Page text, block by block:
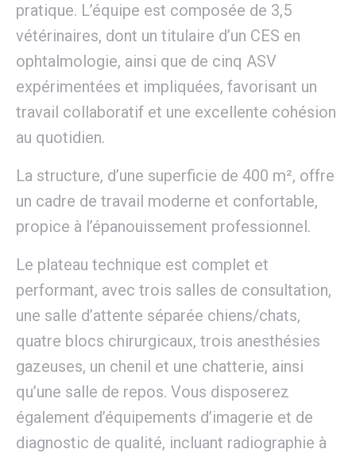
pratique. L’équipe est composée de 3,5
vétérinaires, dont un titulaire d’un CES en
ophtalmologie, ainsi que de cinq ASV
expérimentées et impliquées, favorisant un
travail collaboratif et une excellente cohésion
au quotidien.
La structure, d’une superficie de 400 m², offre
un cadre de travail moderne et confortable,
propice à l’épanouissement professionnel.
Le plateau technique est complet et
performant, avec trois salles de consultation,
une salle d’attente séparée chiens/chats,
quatre blocs chirurgicaux, trois anesthésies
gazeuses, un chenil et une chatterie, ainsi
qu’une salle de repos. Vous disposerez
également d’équipements d’imagerie et de
diagnostic de qualité, incluant radiographie à